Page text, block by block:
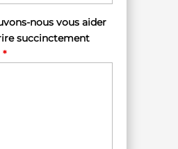
nous vous aider
succinctement
*